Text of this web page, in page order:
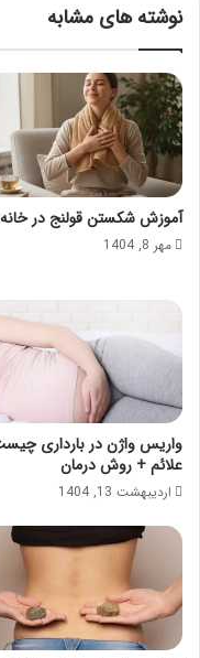
نوشته های مشابه
آموزش شکستن قولنج در خانه
مهر 8, 1404
واریس واژن در بارداری
علائم + روش درمان
اردیبهشت 13, 1404